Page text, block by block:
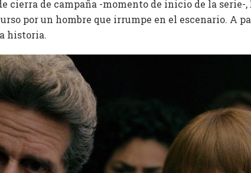
cierra de campaña -momento de inicio de la serie-,
por un hombre que irrumpe en el escenario. A
historia.